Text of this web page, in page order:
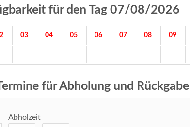
für den Tag 07/08/2026
03 04 05 06 07 08 09
für Abholung und Rückgabe
Abholzeit